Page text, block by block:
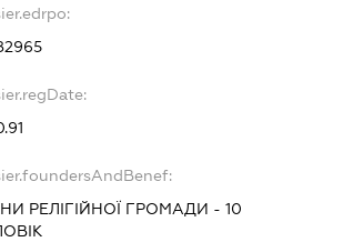
РЕЛІГІЙНОЇ ГРОМАДИ - 10